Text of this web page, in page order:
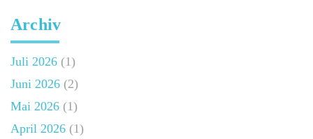
Archiv
Juli 2026 (1)
Juni 2026 (2)
Mai 2026 (1)
April 2026 (1)